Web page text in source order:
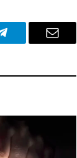
Telegram Email